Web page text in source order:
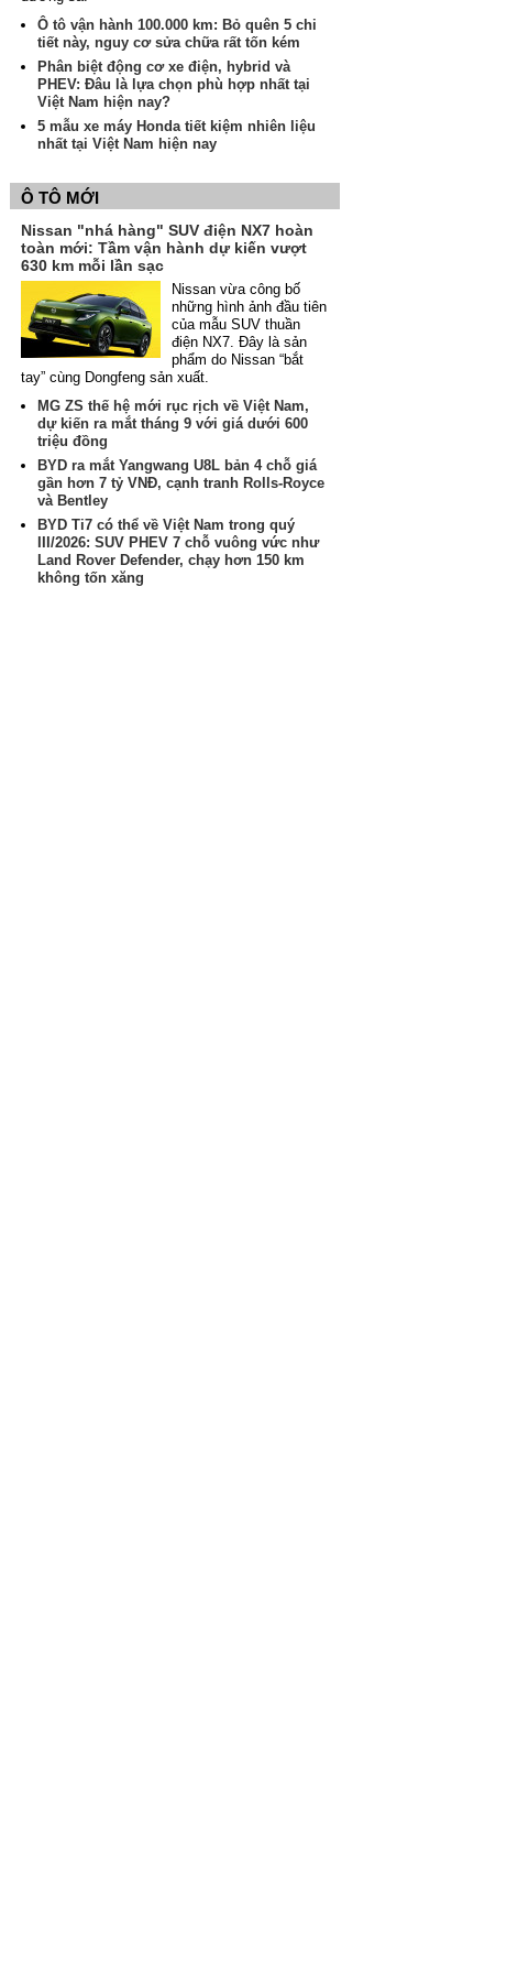
Ô tô vận hành 100.000 km: Bỏ quên 5 chi
tiết này, nguy cơ sửa chữa rất tốn kém
Phân biệt động cơ xe điện, hybrid và
PHEV: Đâu là lựa chọn phù hợp nhất tại
Việt Nam hiện nay?
5 mẫu xe máy Honda tiết kiệm nhiên liệu
nhất tại Việt Nam hiện nay
Ô TÔ MỚI
Nissan "nhá hàng" SUV điện NX7 hoàn
toàn mới: Tầm vận hành dự kiến vượt
630 km mỗi lần sạc
Nissan vừa công bố
những hình ảnh đầu tiên
của mẫu SUV thuần
điện NX7. Đây là sản
phẩm do Nissan “bắt
tay” cùng Dongfeng sản xuất.
MG ZS thế hệ mới rục rịch về Việt Nam,
dự kiến ra mắt tháng 9 với giá dưới 600
triệu đồng
BYD ra mắt Yangwang U8L bản 4 chỗ giá
gần hơn 7 tỷ VNĐ, cạnh tranh Rolls-Royce
và Bentley
BYD Ti7 có thể về Việt Nam trong quý
III/2026: SUV PHEV 7 chỗ vuông vức như
Land Rover Defender, chạy hơn 150 km
không tốn xăng